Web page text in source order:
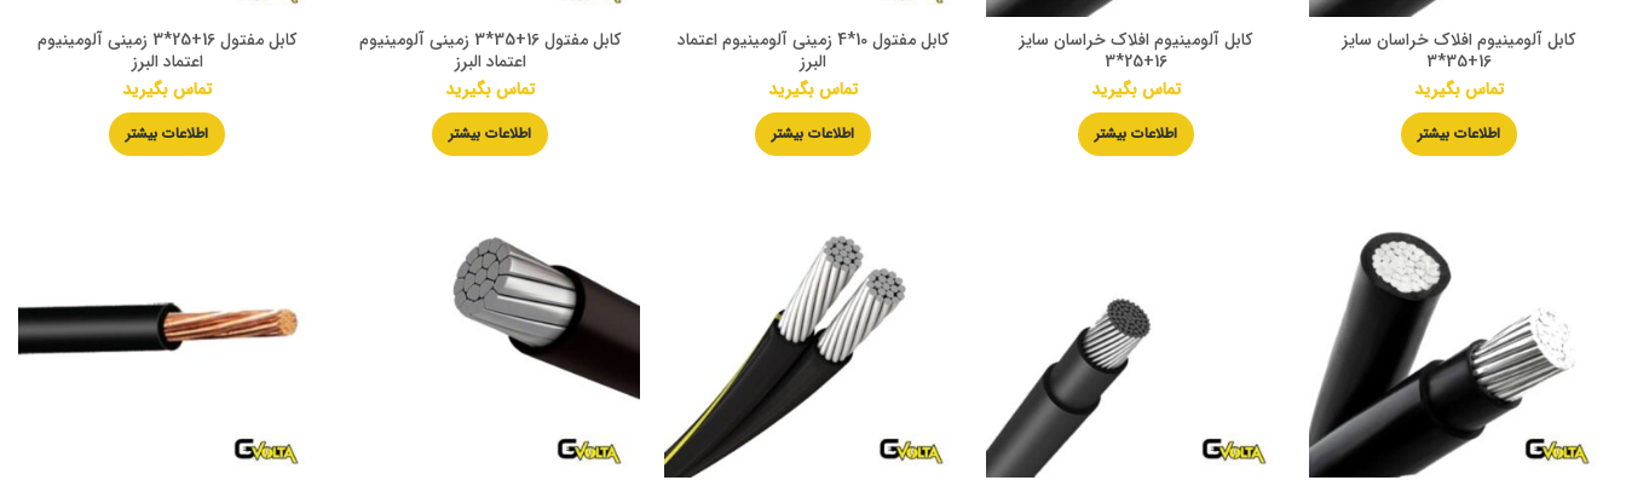
کابل آلومینیوم افلاک خراسان سایز
16+35*3
تماس بگیرید
اطلاعات بیشتر
کابل آلومینیوم افلاک خراسان سایز
16+25*3
تماس بگیرید
اطلاعات بیشتر
کابل مفتول 10*4 زمینی آلومینیوم اعتماد
البرز
تماس بگیرید
اطلاعات بیشتر
کابل مفتول 16+35*3 زمینی آلومینیوم
اعتماد البرز
تماس بگیرید
اطلاعات بیشتر
کابل مفتول 16+25*3 زمینی آلومینیوم
اعتماد البرز
تماس بگیرید
اطلاعات بیشتر